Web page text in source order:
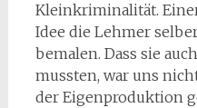
Kleinkriminalität.
Idee die Lehmer
bemalen. Dass sie
mussten, war uns
der Eigenproduktion